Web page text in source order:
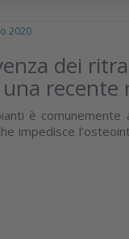
2020
dei
recente
è comunemente
impedisce